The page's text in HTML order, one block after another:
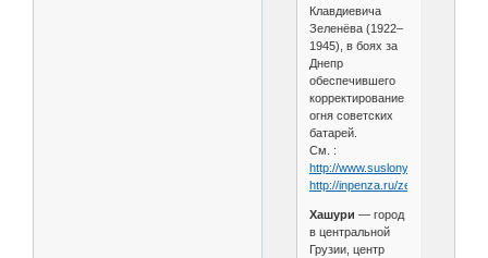
Клавдиевича
Зеленёва (1922–
1945), в боях за
Днепр
обеспечившего
корректирование
огня советских
батарей.
См. :
http://www.suslony.ru/
http://inpenza.ru/zemetchino/
Хашури — город
в центральной
Грузии, центр